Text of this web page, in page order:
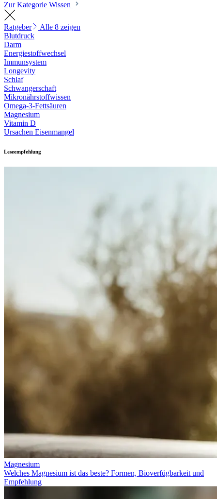
Zur Kategorie Wissen
Ratgeber
Alle 8 zeigen
Blutdruck
Darm
Energiestoffwechsel
Immunsystem
Longevity
Schlaf
Schwangerschaft
Mikronährstoffwissen
Omega-3-Fettsäuren
Magnesium
Vitamin D
Ursachen Eisenmangel
Leseempfehlung
Magnesium
Welches Magnesium ist das beste? Formen, Bioverfügbarkeit und
Empfehlung